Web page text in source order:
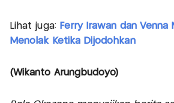
Lihat juga: Ferry Irawan dan Venna
Menolak Ketika Dijodohkan
(Wikanto Arungbudoyo)